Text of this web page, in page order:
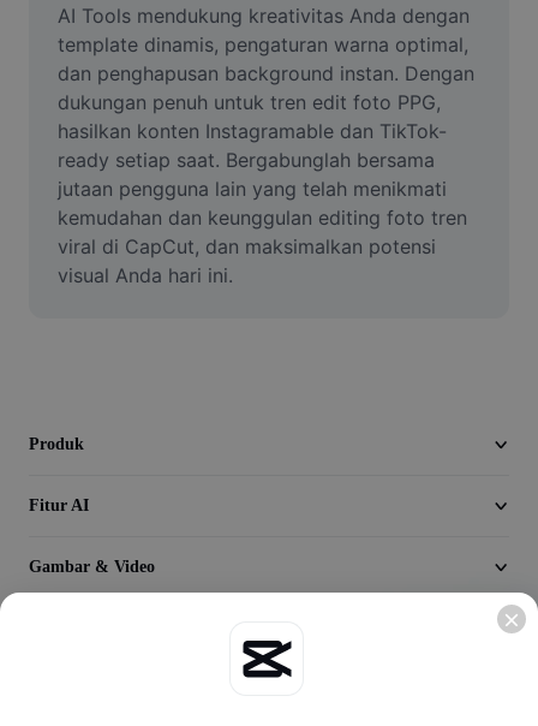
Seedream 5.0
AI Tools mendukung kreativitas Anda dengan
template dinamis, pengaturan warna optimal,
dan penghapusan background instan. Dengan
dukungan penuh untuk tren edit foto PPG,
hasilkan konten Instagramable dan TikTok-
ready setiap saat. Bergabunglah bersama
jutaan pengguna lain yang telah menikmati
kemudahan dan keunggulan editing foto tren
viral di CapCut, dan maksimalkan potensi
visual Anda hari ini.
Produk
Fitur AI
Gambar & Video